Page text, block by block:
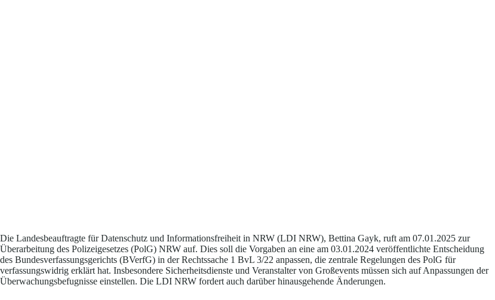
Die Landesbeauftragte für Datenschutz und Informationsfreiheit in NRW (LDI NRW), Bettina Gayk, ruft am 07.01.2025 zur
Überarbeitung des Polizeigesetzes (PolG) NRW auf. Dies soll die Vorgaben an eine am 03.01.2024 veröffentlichte Entscheidung
des Bundesverfassungsgerichts (BVerfG) in der Rechtssache 1 BvL 3/22 anpassen, die zentrale Regelungen des PolG für
verfassungswidrig erklärt hat. Insbesondere Sicherheitsdienste und Veranstalter von Großevents müssen sich auf Anpassungen der
Überwachungsbefugnisse einstellen. Die LDI NRW fordert auch darüber hinausgehende Änderungen.